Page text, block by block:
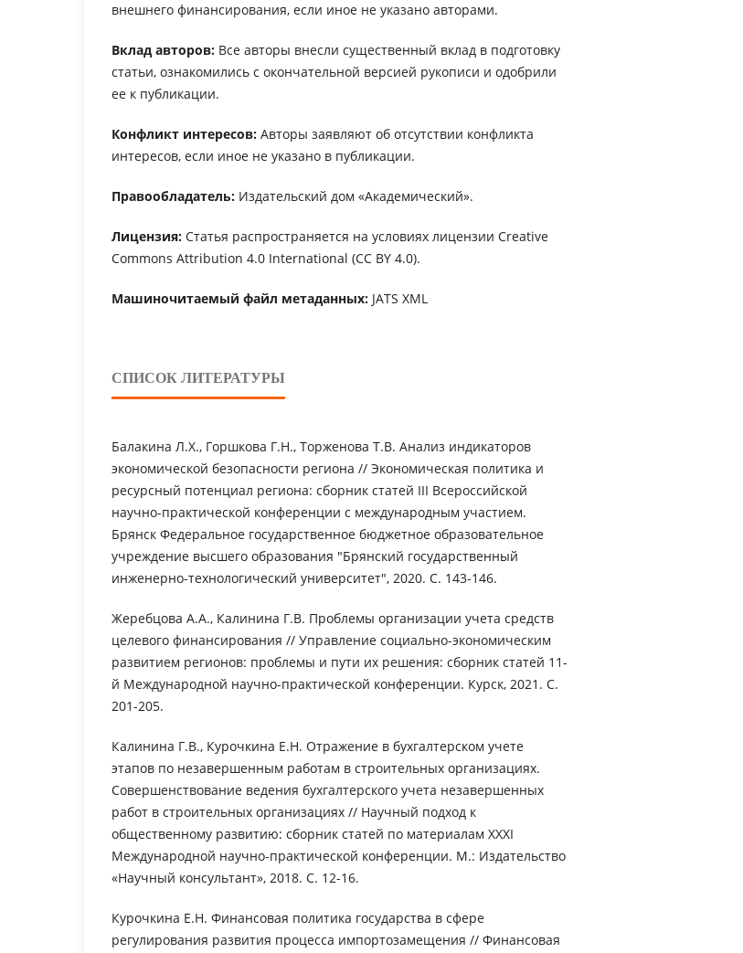
внешнего финансирования, если иное не указано авторами.
Вклад авторов: Все авторы внесли существенный вклад в подготовку
статьи, ознакомились с окончательной версией рукописи и одобрили
ее к публикации.
Конфликт интересов: Авторы заявляют об отсутствии конфликта
интересов, если иное не указано в публикации.
Правообладатель: Издательский дом «Академический».
Лицензия: Статья распространяется на условиях лицензии Creative
Commons Attribution 4.0 International (CC BY 4.0).
Машиночитаемый файл метаданных: JATS XML
СПИСОК ЛИТЕРАТУРЫ
Балакина Л.Х., Горшкова Г.Н., Торженова Т.В. Анализ индикаторов
экономической безопасности региона // Экономическая политика и
ресурсный потенциал региона: сборник статей III Всероссийской
научно-практической конференции с международным участием.
Брянск Федеральное государственное бюджетное образовательное
учреждение высшего образования "Брянский государственный
инженерно-технологический университет", 2020. С. 143-146.
Жеребцова А.А., Калинина Г.В. Проблемы организации учета средств
целевого финансирования // Управление социально-экономическим
развитием регионов: проблемы и пути их решения: сборник статей 11-
й Международной научно-практической конференции. Курск, 2021. С.
201-205.
Калинина Г.В., Курочкина Е.Н. Отражение в бухгалтерском учете
этапов по незавершенным работам в строительных организациях.
Совершенствование ведения бухгалтерского учета незавершенных
работ в строительных организациях // Научный подход к
общественному развитию: сборник статей по материалам XXXI
Международной научно-практической конференции. М.: Издательство
«Научный консультант», 2018. С. 12-16.
Курочкина Е.Н. Финансовая политика государства в сфере
регулирования развития процесса импортозамещения // Финансовая